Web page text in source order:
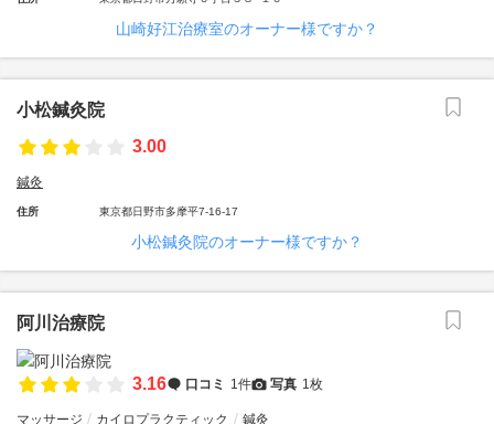
山崎好江治療室のオーナー様ですか？
小松鍼灸院
3.00
鍼灸
住所 東京都日野市多摩平7-16-17
小松鍼灸院のオーナー様ですか？
阿川治療院
3.16 口コミ 1件 写真 1枚
マッサージ カイロプラクティック 鍼灸